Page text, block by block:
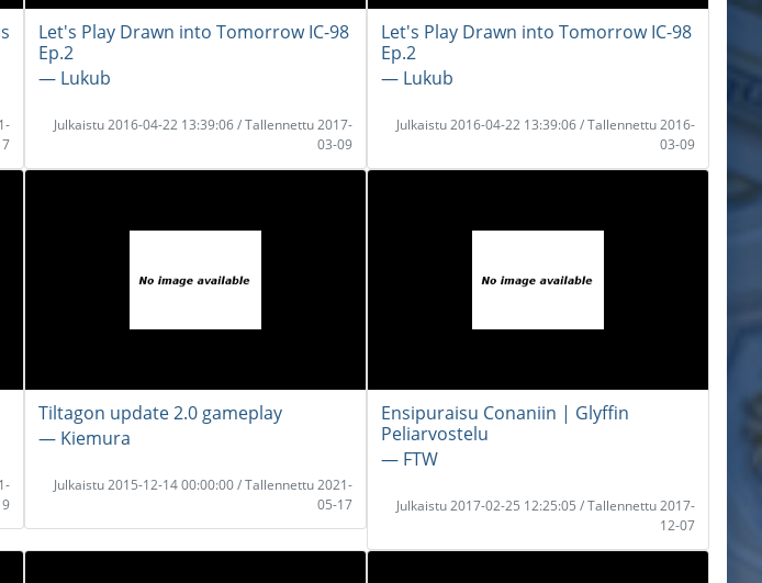
Let's Play Drawn into Tomorrow IC-98
Ep.2
― Lukub
Julkaistu 2016-04-22 13:39:06 / Tallennettu 2017-
03-09
Let's Play Drawn into Tomorrow IC-98
Ep.2
― Lukub
Julkaistu 2016-04-22 13:39:06 / Tallennettu 2016-
03-09
Tiltagon update 2.0 gameplay
― Kiemura
Julkaistu 2015-12-14 00:00:00 / Tallennettu 2021-
05-17
Ensipuraisu Conaniin | Glyffin
Peliarvostelu
― FTW
Julkaistu 2017-02-25 12:25:05 / Tallennettu 2017-
12-07